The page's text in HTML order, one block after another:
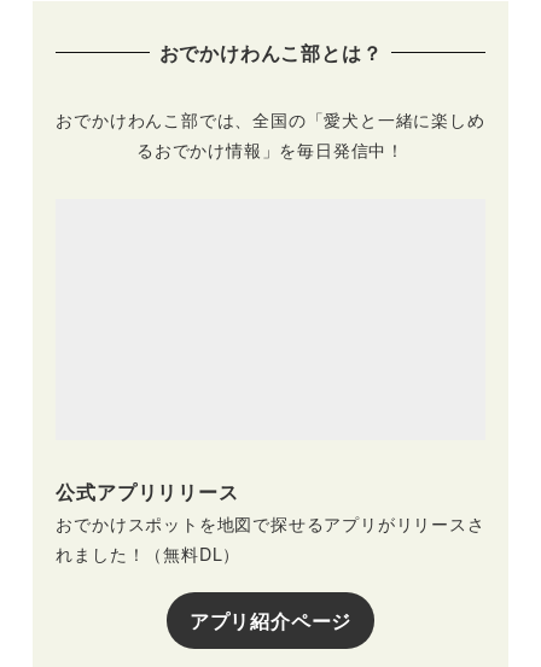
おでかけわんこ部とは？
おでかけわんこ部では、全国の「愛犬と一緒に楽しめ
るおでかけ情報」を毎日発信中！
公式アプリリリース
おでかけスポットを地図で探せるアプリがリリースさ
れました！（無料DL）
アプリ紹介ページ